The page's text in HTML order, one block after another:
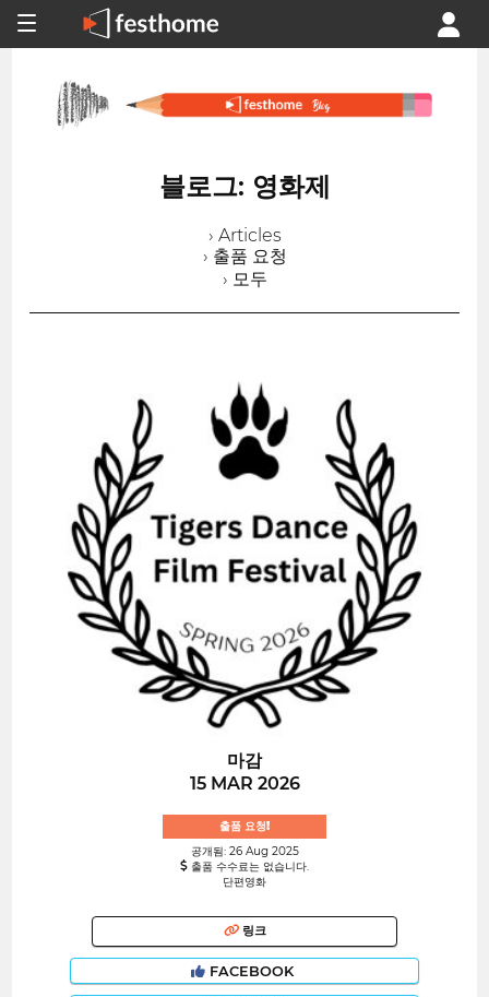
블로그: 영화제
› Articles
› 출품 요청
› 모두
마감
15 MAR 2026
출품 요청!
공개됨: 26 Aug 2025
출품 수수료는 없습니다.
단편영화
링크
FACEBOOK